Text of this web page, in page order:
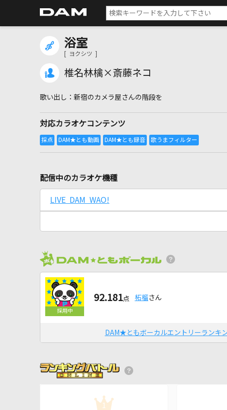
浴室
[ ヨクシツ ]
椎名林檎×斎藤ネコ
新宿のカメラ屋さんの階段を
対応カラオケコンテンツ
配信中のカラオケ機種
LIVE DAM WAO!
92.181点 柘榴さん
DAM★ともボーカルエントリーランキ
1